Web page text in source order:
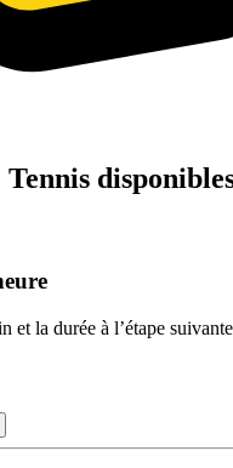
Tennis
et la durée à l’étape